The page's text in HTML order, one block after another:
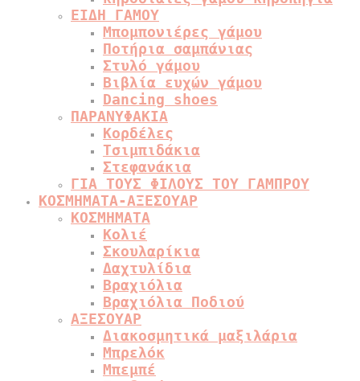
ΕΙΔΗ ΓΑΜΟΥ
Μπομπονιέρες γάμου
Ποτήρια σαμπάνιας
Στυλό γάμου
Βιβλία ευχών γάμου
Dancing shoes
ΠΑΡΑΝΥΦΑΚΙΑ
Κορδέλες
Τσιμπιδάκια
Στεφανάκια
ΓΙΑ ΤΟΥΣ ΦΙΛΟΥΣ ΤΟΥ ΓΑΜΠΡΟΥ
ΚΟΣΜΗΜΑΤΑ-ΑΞΕΣΟΥΑΡ
ΚΟΣΜΗΜΑΤΑ
Κολιέ
Σκουλαρίκια
Δαχτυλίδια
Βραχιόλια
Βραχιόλια Ποδιού
ΑΞΕΣΟΥΑΡ
Διακοσμητικά μαξιλάρια
Μπρελόκ
Μπεμπέ